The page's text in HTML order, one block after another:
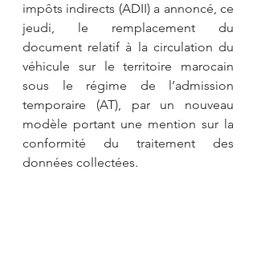
impôts indirects (ADII) a annoncé, ce
jeudi, le remplacement du
document relatif à la circulation du
véhicule sur le territoire marocain
sous le régime de l’admission
temporaire (AT), par un nouveau
modèle portant une mention sur la
conformité du traitement des
données collectées.